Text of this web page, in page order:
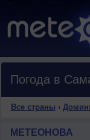
Погода в
Все страны ›
МЕТЕОНОВА